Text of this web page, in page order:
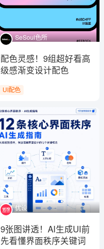
配色灵感！9组超好看高
级感渐变设计配色
SeSoul色所
UI配色
9张图讲透！AI生成UI前
先看懂界面秩序关键词
优设